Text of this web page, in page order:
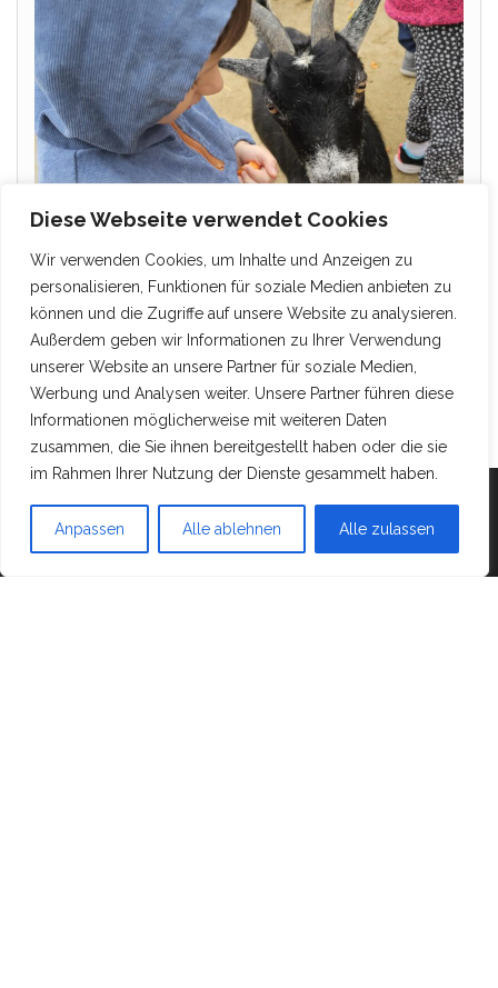
Diese Webseite verwendet Cookies
Wir verwenden Cookies, um Inhalte und Anzeigen zu
personalisieren, Funktionen für soziale Medien anbieten zu
können und die Zugriffe auf unsere Website zu analysieren.
Außerdem geben wir Informationen zu Ihrer Verwendung
unserer Website an unsere Partner für soziale Medien,
Werbung und Analysen weiter. Unsere Partner führen diese
Informationen möglicherweise mit weiteren Daten
zusammen, die Sie ihnen bereitgestellt haben oder die sie
im Rahmen Ihrer Nutzung der Dienste gesammelt haben.
Anpassen Alle ablehnen Alle zulassen
Mit Stolz präsentiert vonWordPress |Theme:Head
Blog